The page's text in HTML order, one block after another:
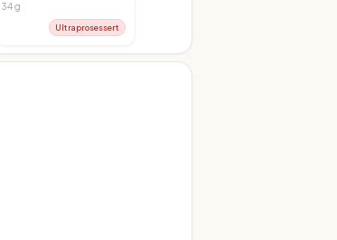
34g
Ultraprosessert